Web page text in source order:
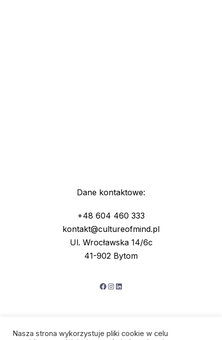
Dane kontaktowe:
+48 604 460 333
kontakt@cultureofmind.pl
Ul. Wrocławska 14/6c
41-902 Bytom
Facebook
Instagram
LinkedIn
Nasza strona wykorzystuje pliki cookie w celu